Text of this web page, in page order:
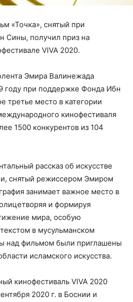
«Точка», снятый при
Сины, получил приз на
VIVA 2020.
Эмира Валинежада
году при поддержке Фонда Ибн
третье место в категории
кинофестиваля
1500 конкурентов из 104
рассказ об искусстве
снятый режиссером Эмиром
занимает важное место в
и формируя
мира, особую
в мусульманском
над фильмом были приглашены
исламского искусства.
кинофестиваль VIVA 2020
2020 г. в Боснии и